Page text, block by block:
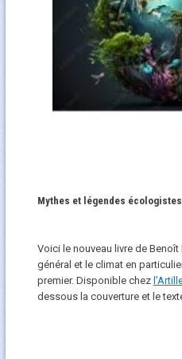
Mythes et légendes
Voici le nouveau livre de
général et le climat en
premier. Disponible chez
dessous la couverture et le